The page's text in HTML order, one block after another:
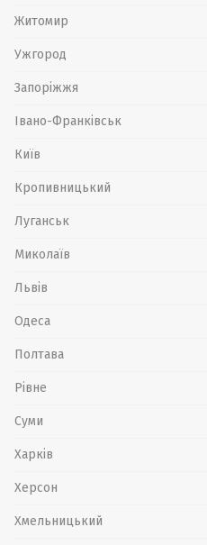
Житомир
Ужгород
Запоріжжя
Івано-Франківськ
Київ
Кропивницький
Луганськ
Миколаїв
Львів
Одеса
Полтава
Рівне
Суми
Харків
Херсон
Хмельницький